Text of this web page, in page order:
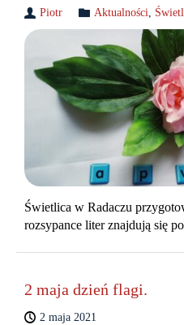
Piotr
Aktualności
Świetlica w Radaczu
rozsypance liter znajdują się
2 maja dzień flagi.
2 maja 2021